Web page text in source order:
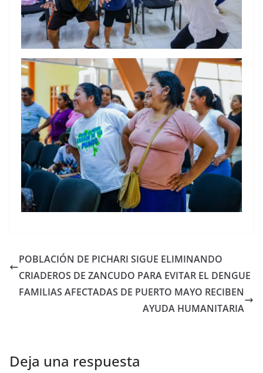
POBLACIÓN DE PICHARI SIGUE ELIMINANDO
CRIADEROS DE ZANCUDO PARA EVITAR EL DENGUE
FAMILIAS AFECTADAS DE PUERTO MAYO RECIBEN
AYUDA HUMANITARIA
Deja una respuesta